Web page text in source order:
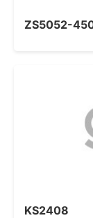
ZS5052-
KS2408